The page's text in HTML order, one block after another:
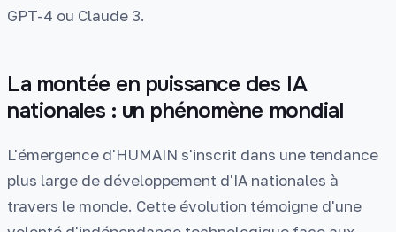
GPT-4 ou Claude 3.
La montée en puissance des IA
nationales : un phénomène mondial
L'émergence d'HUMAIN s'inscrit dans une tendance
plus large de développement d'IA nationales à
travers le monde. Cette évolution témoigne d'une